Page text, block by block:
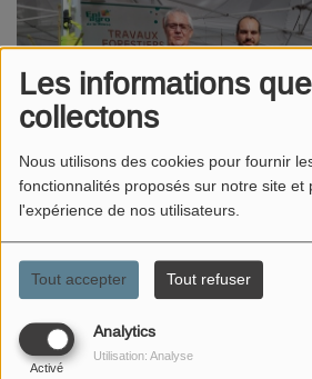
Les informations
collectons
Nous utilisons des cookies pour fournir
fonctionnalités proposés sur notre site et
l'expérience de nos utilisateurs.
Tout accepter Tout refuser
Analytics
Activé
Utilisation: Analyse
22 SEPTEMBRE 2025
ÉCOUTER LE PODCAST
L'EPL Agro de la Meuse et l'Office